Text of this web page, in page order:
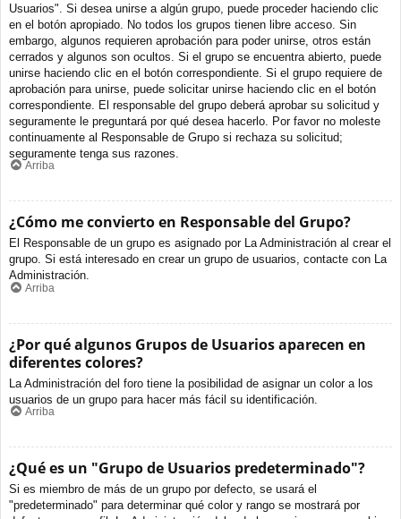
Usuarios". Si desea unirse a algún grupo, puede proceder haciendo clic
en el botón apropiado. No todos los grupos tienen libre acceso. Sin
embargo, algunos requieren aprobación para poder unirse, otros están
cerrados y algunos son ocultos. Si el grupo se encuentra abierto, puede
unirse haciendo clic en el botón correspondiente. Si el grupo requiere de
aprobación para unirse, puede solicitar unirse haciendo clic en el botón
correspondiente. El responsable del grupo deberá aprobar su solicitud y
seguramente le preguntará por qué desea hacerlo. Por favor no moleste
continuamente al Responsable de Grupo si rechaza su solicitud;
seguramente tenga sus razones.
Arriba
¿Cómo me convierto en Responsable del Grupo?
El Responsable de un grupo es asignado por La Administración al crear el
grupo. Si está interesado en crear un grupo de usuarios, contacte con La
Administración.
Arriba
¿Por qué algunos Grupos de Usuarios aparecen en
diferentes colores?
La Administración del foro tiene la posibilidad de asignar un color a los
usuarios de un grupo para hacer más fácil su identificación.
Arriba
¿Qué es un "Grupo de Usuarios predeterminado"?
Si es miembro de más de un grupo por defecto, se usará el
"predeterminado" para determinar qué color y rango se mostrará por